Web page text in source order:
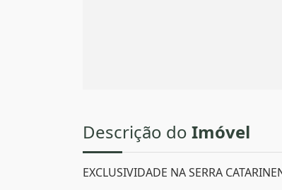
Descrição do Imóvel
EXCLUSIVIDADE NA SERRA